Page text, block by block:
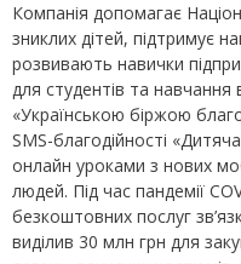
Компанія допомагає
зниклих дітей, підтримує
розвивають навички
для студентів та навчання
«Українською біржою
SMS-благодійності
онлайн уроками з нових
людей. Під час пандемії
безкоштовних послуг
виділив 30 млн грн для